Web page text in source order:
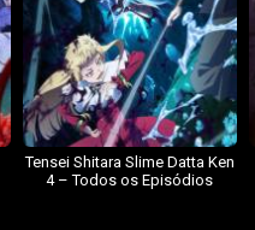
Tensei Shitara Slime Datta Ken
4 – Todos os Episódios